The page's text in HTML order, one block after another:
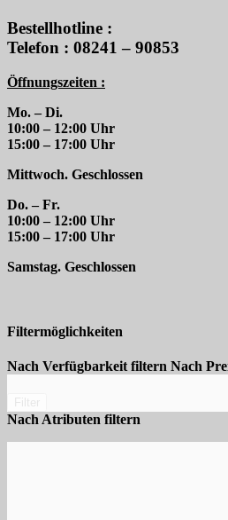
Bestellhotline :
Telefon : 08241 – 90853
Öffnungszeiten :
Mo. – Di.
10:00 – 12:00 Uhr
15:00 – 17:00 Uhr
Mittwoch. Geschlossen
Do. – Fr.
10:00 – 12:00 Uhr
15:00 – 17:00 Uhr
Samstag. Geschlossen
Filtermöglichkeiten
Nach Verfügbarkeit filtern Nach
Nach Atributen filtern